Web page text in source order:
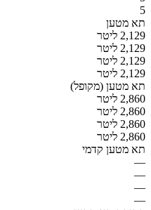
5
תא מטען
2,129 ליטר
2,129 ליטר
2,129 ליטר
2,129 ליטר
תא מטען (מקופל)
2,860 ליטר
2,860 ליטר
2,860 ליטר
2,860 ליטר
תא מטען קדמי
—
—
—
—